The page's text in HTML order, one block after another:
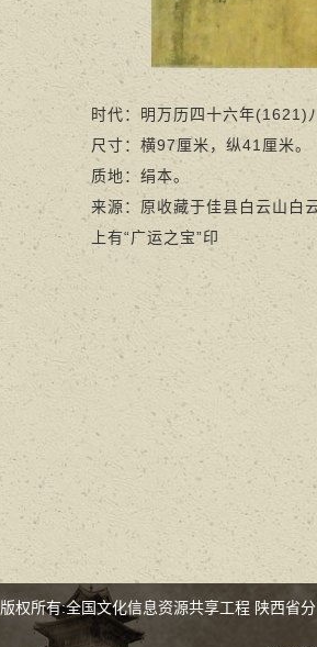
时代：明万历四十六年(1621)
尺寸：横97厘米，纵41厘米。
质地：绢本。
来源：原收藏于佳县白云山白
上有“广运之宝”印
版权所有:全国文化信息资源共享工程 陕西省